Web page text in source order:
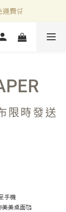
運費🛒
運費🛒
物金✨
限時發送
手機
美美桌面🥰